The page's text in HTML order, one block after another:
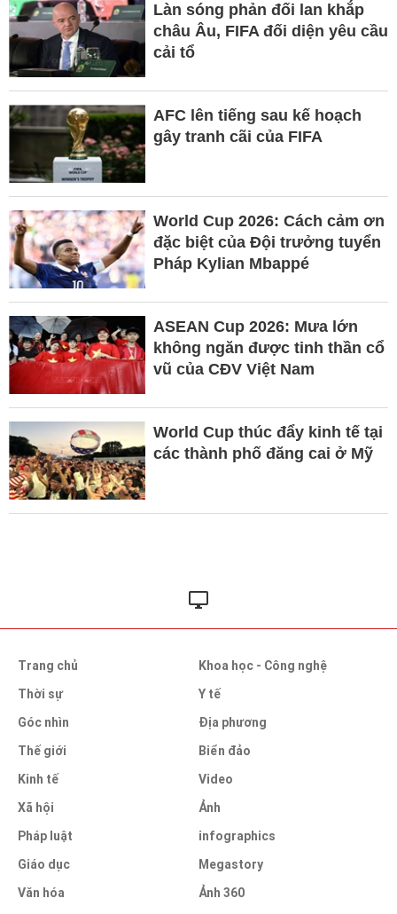
Làn sóng phản đối lan khắp
châu Âu, FIFA đối diện yêu cầu
cải tổ
AFC lên tiếng sau kế hoạch
gây tranh cãi của FIFA
World Cup 2026: Cách cảm ơn
đặc biệt của Đội trưởng tuyển
Pháp Kylian Mbappé
ASEAN Cup 2026: Mưa lớn
không ngăn được tinh thần cổ
vũ của CĐV Việt Nam
World Cup thúc đẩy kinh tế tại
các thành phố đăng cai ở Mỹ
Trang chủ
Thời sự
Góc nhìn
Thế giới
Kinh tế
Xã hội
Pháp luật
Giáo dục
Văn hóa
Khoa học - Công nghệ
Y tế
Địa phương
Biển đảo
Video
Ảnh
infographics
Megastory
Ảnh 360